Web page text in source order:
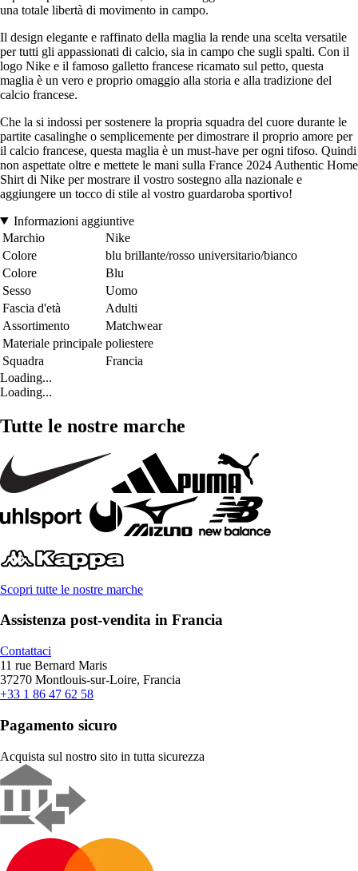
una totale libertà di movimento in campo.
Il design elegante e raffinato della maglia la rende una scelta versatile
per tutti gli appassionati di calcio, sia in campo che sugli spalti. Con il
logo Nike e il famoso galletto francese ricamato sul petto, questa
maglia è un vero e proprio omaggio alla storia e alla tradizione del
calcio francese.
Che la si indossi per sostenere la propria squadra del cuore durante le
partite casalinghe o semplicemente per dimostrare il proprio amore per
il calcio francese, questa maglia è un must-have per ogni tifoso. Quindi
non aspettate oltre e mettete le mani sulla France 2024 Authentic Home
Shirt di Nike per mostrare il vostro sostegno alla nazionale e
aggiungere un tocco di stile al vostro guardaroba sportivo!
Informazioni aggiuntive
Marchio
Nike
Colore
blu brillante/rosso universitario/bianco
Colore
Blu
Sesso
Uomo
Fascia d'età
Adulti
Assortimento
Matchwear
Materiale principale poliestere
Squadra
Francia
Loading...
Loading...
Tutte le nostre marche
Scopri tutte le nostre marche
Assistenza post-vendita in Francia
Contattaci
11 rue Bernard Maris
37270 Montlouis-sur-Loire, Francia
+33 1 86 47 62 58
Pagamento sicuro
Acquista sul nostro sito in tutta sicurezza